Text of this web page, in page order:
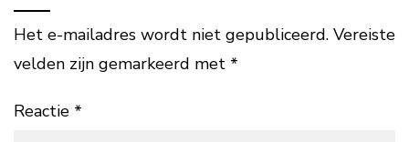
Het e-mailadres wordt niet gepubliceerd. Vereiste
velden zijn gemarkeerd met *
Reactie *